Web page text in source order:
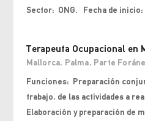
Sector: ONG. Fecha de inicio:
Terapeuta Ocupacional en
Mallorca, Palma, Parte
Funciones: Preparación
trabajo, de las actividades a
Elaboración y preparación de